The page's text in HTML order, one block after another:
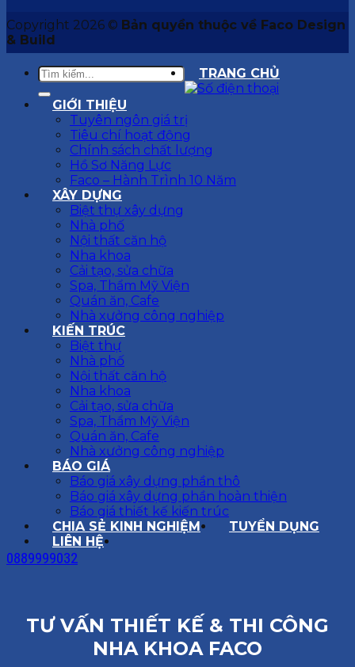
Copyright 2026 © Bản quyền thuộc về Faco Design
& Build
TRANG CHỦ
GIỚI THIỆU
Tuyên ngôn giá trị
Tiêu chí hoạt động
Chính sách chất lượng
Hồ Sơ Năng Lực
Faco – Hành Trình 10 Năm
XÂY DỰNG
Biệt thự xây dựng
Nhà phố
Nội thất căn hộ
Nha khoa
Cải tạo, sửa chữa
Spa, Thẩm Mỹ Viện
Quán ăn, Cafe
Nhà xưởng công nghiệp
KIẾN TRÚC
Biệt thự
Nhà phố
Nội thất căn hộ
Nha khoa
Cải tạo, sửa chữa
Spa, Thẩm Mỹ Viện
Quán ăn, Cafe
Nhà xưởng công nghiệp
BÁO GIÁ
Báo giá xây dựng phần thô
Báo giá xây dựng phần hoàn thiện
Báo giá thiết kế kiến trúc
CHIA SẺ KINH NGHIỆM
TUYỂN DỤNG
LIÊN HỆ
0889999032
TƯ VẤN THIẾT KẾ & THI CÔNG
NHA KHOA FACO